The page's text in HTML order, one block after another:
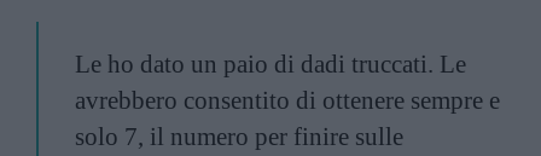
Le ho dato un paio di dadi truccati. Le
avrebbero consentito di ottenere sempre e
solo 7, il numero per finire sulle